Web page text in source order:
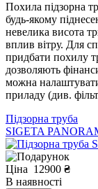
Похила підзорна
будь-якому
невелика висота
вплив вітру. Для
придбати похилу
дозволяють
можна
приладу (див.
Підзорна труба
SIGETA
Ціна 12900 ₴
В наявності